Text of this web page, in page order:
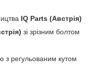
IQ Parts (Австрія)
зі зрізним болтом
регульованим кутом